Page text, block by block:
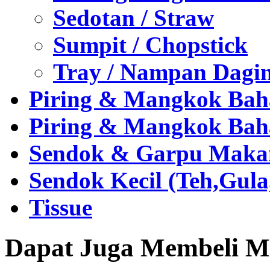
Sedotan / Straw
Sumpit / Chopstick
Tray / Nampan
Piring & Mangkok
Piring & Mangkok
Sendok & Garpu
Sendok Kecil
Tissue
Dapat Juga Membeli